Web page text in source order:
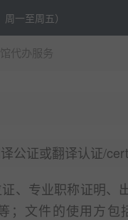
一至周五）
代办服务
公证或翻译认证/
、专业职称证明、
；文件的使用方